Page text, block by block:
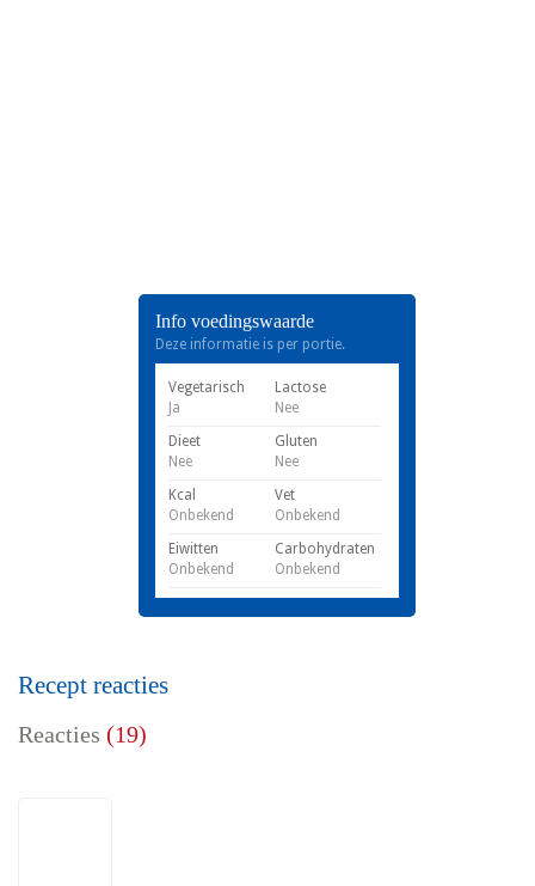
Info voedingswaarde
Deze informatie is per portie.
Vegetarisch
Ja
Lactose
Nee
Dieet
Nee
Gluten
Nee
Kcal
Onbekend
Vet
Onbekend
Eiwitten
Onbekend
Carbohydraten
Onbekend
Recept reacties
Reacties(19)